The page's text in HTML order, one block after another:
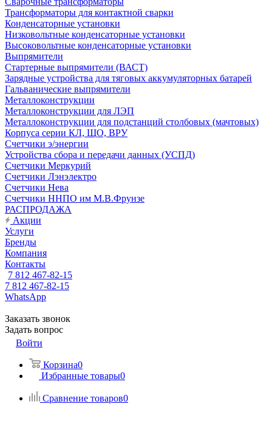
Трансформаторы для контактной сварки
Конденсаторные установки
Низковольтные конденсаторные установки
Высоковольтные конденсаторные установки
Выпрямители
Стартерные выпрямители (ВАСТ)
Зарядные устройства для тяговых аккумуляторных батарей
Гальванические выпрямители
Металлоконструкции
Металлоконструкции для ЛЭП
Металлоконструкции для подстанций столбовых (мачтовых)
Корпуса серии КЛ, ЩО, ВРУ
Счетчики э/энергии
Устройства сбора и передачи данных (УСПД)
Счетчики Меркурий
Счетчики Лэнэлектро
Счетчики Нева
Счетчики ННПО им М.В.Фрунзе
РАСПРОДАЖА
Акции
Услуги
Бренды
Компания
Контакты
7 812 467-82-15
7 812 467-82-15
WhatsApp
Заказать звонок
Задать вопрос
Войти
Корзина0
Избранные товары0
Сравнение товаров0